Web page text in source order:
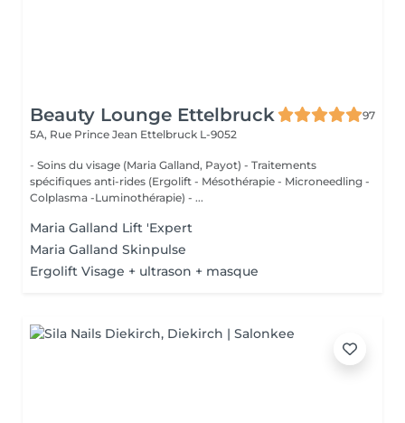
Beauty Lounge Ettelbruck
97
5A, Rue Prince Jean Ettelbruck L-9052
- Soins du visage (Maria Galland, Payot) - Traitements
spécifiques anti-rides (Ergolift - Mésothérapie - Microneedling -
Colplasma -Luminothérapie) - ...
Maria Galland Lift 'Expert
Maria Galland Skinpulse
Ergolift Visage + ultrason + masque